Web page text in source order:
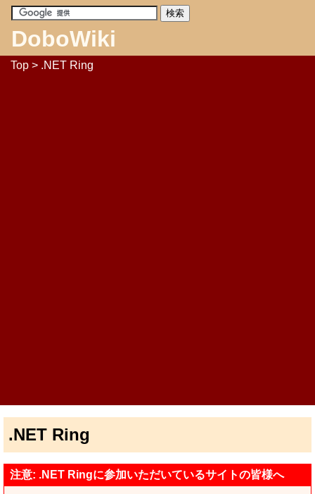
DoboWiki
Top > .NET Ring
.NET Ring
注意: .NET Ringに参加いただいているサイトの皆様へ